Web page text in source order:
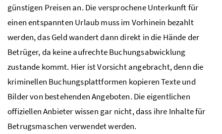
günstigen Preisen an. Die versprochene Unterkunft für
einen entspannten Urlaub muss im Vorhinein bezahlt
werden, das Geld wandert dann direkt in die Hände der
Betrüger, da keine aufrechte Buchungsabwicklung
zustande kommt. Hier ist Vorsicht angebracht, denn die
kriminellen Buchungsplattformen kopieren Texte und
Bilder von bestehenden Angeboten. Die eigentlichen
offiziellen Anbieter wissen gar nicht, dass ihre Inhalte für
Betrugsmaschen verwendet werden.